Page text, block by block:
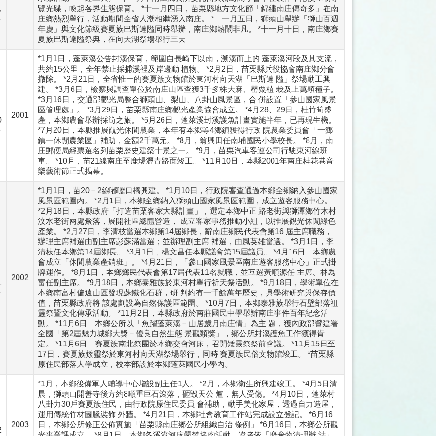
覽光碟，喚起各界生態保育。 *十一月四日，苗栗縣地方文化節「錦繡南庄傳奇多」在南
庄鄉熱烈舉行，活動期間全省人潮相繼湧入南庄。 *十一月五日，獅頭山舉辦「獅山百週
年慶」與文化節級賽夏族巴斯達隘同時舉辦，南庄鄉熱鬧非凡。 *十一月十日，南庄鄉賽
夏族巴斯達隘祭典，在向天湖祭場舉行三天
2001
*1月1日，蓬萊溪公告封溪保育，範圍自長崎下以南，溯溪而上的 蓬萊溪河段及其支流，
共約15公里，全年禁止採捕溪裡及岸邊動 植物。 *2月2日，苗栗縣兵役協會南庄鄉分會
撤除。 *2月21日，全省惟一的賽夏族文物館於東河村向天湖「巴斯達 隘」祭場動工興
建。 *3月6日，檢察與調查單位於南庄山區查獲3千多株大麻、罌粟植 栽及上萬顆種子。
*3月16日，交通部觀光局整合獅頭山、梨山、八卦山風景區，合 併設置「參山國家風景
區管理處」。 *3月29日，苗栗縣南庄鄉觀光產業協會成立。 *4月28、29日，桂竹筍盛
產，本鄉農會舉辦採筍之旅。 *6月26日，蓬萊溪封溪護魚計畫實施半年，已再現生機。
*7月20日，本縣推展觀光休閒農業，本年有本鄉等4鄉鎮獲得行政 院農業委員會「一鄉
鎮一休閒農業區」補助，金額2千萬元。 *8月，翁興田任南埔國民小學校長。 *8月，南
庄郵便局經票選名列苗栗歷史建築十景之一。 *9月，苗栗汽車客運公司行駛東河線班
車。 *10月，苗21線南庄至鹿場瀝青路面竣工。 *11月10日，本縣2001年南庄桂花巷音
樂藝術節正式揭幕。
2002
*1月1日，苗20－2線嘟嚦口橋興建。 *1月10日，行政院審查通過本鄉全鄉納入參山國家
風景區範圍內。 *2月1日，本鄉全鄉納入獅頭山國家風景區範圍，成立遊客服務中心。
*2月18日，本縣政府「打造苗栗客家大縣計畫」，選定本鄉中正 路老街與獅潭鄉竹木村
汶水老街兩處聚落，展開社區總體營造， 成立客家事務推動小組，以推展觀光休閒綠色
產業。 *2月27日，李清枝當選本鄉第14屆鄉長，辭南庄鄉民代表會第16 屆主席職務，
辦理主席補選由副主席彭蘇滿當選；並辦理副主席 補選，由風英雄當選。 *3月1日，李
清枝任本鄉第14屆鄉長。 *3月1日，楊文昌任本縣議會第15屆議員。 *4月16日，本鄉農
會成立「休閒農業產銷班」。 *4月21日，「參山國家風景區南庄遊客服務中心」正式掛
牌運作。 *8月1日，本鄉鄉民代表會第17屆代表11名就職，並互選黃順源任 主席、林為
富任副主席。 *9月18日，本鄉泰雅族於東河村舉行祈天祭活動。 *9月18日，學術單位在
本鄉南富村偏遠山區發現蘇鐵化石群，研 判約有一千餘萬年歷史，具學術研究與保存價
值，苗栗縣政府將 該處劃設為自然保護區範圍。 *10月7日，本鄉泰雅族舉行石壁部落祖
靈祭暨文化傳承活動。 *11月2日，本縣政府於南莊國民中學舉辦南庄事件百年紀念活
動。 *11月6日，本鄉公所以「魚躍蓬萊溪－山居歲月南庄情」為主 題，獲內政部營建署
全國「第2屆魅力城鄉大獎－優良自然生態 景觀類獎」，鄉公所封溪護魚工作獲得肯
定。 *11月6日，賽夏族南北祭團於本鄉交會河床，召開矮靈祭祭前會議。 *11月15日至
17日，賽夏族矮靈祭於東河村向天湖祭場舉行，同時 賽夏族民俗文物館竣工。 *苗栗縣
原住民部落大學成立，校本部設於本鄉蓬萊國民小學內。
2003
*1月，本鄉後備軍人輔導中心增設副主任1人。 *2月，本鄉衛生所興建竣工。 *4月5日清
晨，獅頭山開善寺後方約8噸重巨石滾落，砸毀天公 爐，無人受傷。 *4月10日，蓬萊村
八卦力30戶賽夏族住民，由行政院原住民委員 會補助，動手美化家屋，透過自力造屋，
運用傳統竹材圖騰裝飾 外牆。 *4月21日，本鄉社會教育工作站完成設立登記。 *6月16
日，本鄉公所修正公佈實施「苗栗縣南庄鄉公所組織自治 條例」 *6月16日，本鄉公所觀